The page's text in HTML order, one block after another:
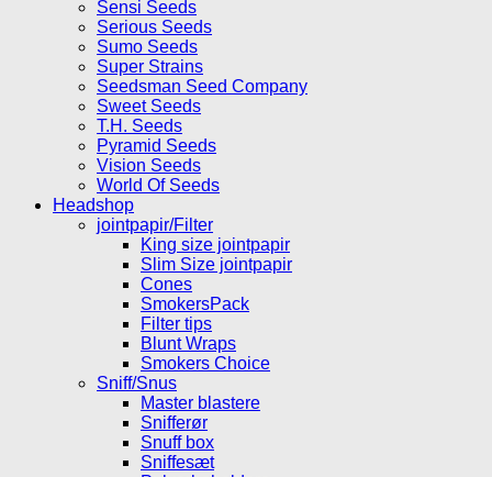
Sensi Seeds
Serious Seeds
Sumo Seeds
Super Strains
Seedsman Seed Company
Sweet Seeds
T.H. Seeds
Pyramid Seeds
Vision Seeds
World Of Seeds
Headshop
jointpapir/Filter
King size jointpapir
Slim Size jointpapir
Cones
SmokersPack
Filter tips
Blunt Wraps
Smokers Choice
Sniff/Snus
Master blastere
Snifferør
Snuff box
Sniffesæt